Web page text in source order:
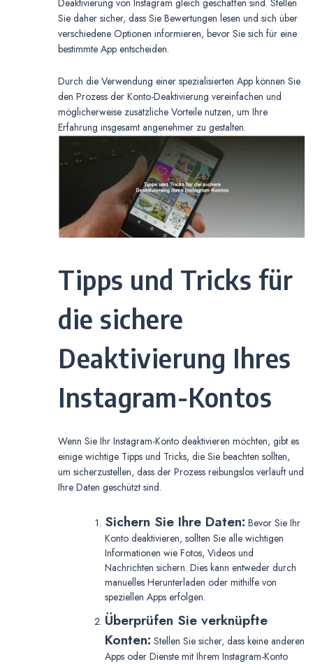
Deaktivierung von Instagram gleich geschaffen sind. Stellen
Sie daher sicher, dass Sie Bewertungen lesen und sich über
verschiedene Optionen informieren, bevor Sie sich für eine
bestimmte App entscheiden.
Durch die Verwendung einer spezialisierten App können Sie
den Prozess der Konto-Deaktivierung vereinfachen und
möglicherweise zusätzliche Vorteile nutzen, um Ihre
Erfahrung insgesamt angenehmer zu gestalten.
Tipps und Tricks für
die sichere
Deaktivierung Ihres
Instagram-Kontos
Wenn Sie Ihr Instagram-Konto deaktivieren möchten, gibt es
einige wichtige Tipps und Tricks, die Sie beachten sollten,
um sicherzustellen, dass der Prozess reibungslos verläuft und
Ihre Daten geschützt sind.
Sichern Sie Ihre Daten: Bevor Sie Ihr
Konto deaktivieren, sollten Sie alle wichtigen
Informationen wie Fotos, Videos und
Nachrichten sichern. Dies kann entweder durch
manuelles Herunterladen oder mithilfe von
speziellen Apps erfolgen.
Überprüfen Sie verknüpfte
Konten: Stellen Sie sicher, dass keine anderen
Apps oder Dienste mit Ihrem Instagram-Konto